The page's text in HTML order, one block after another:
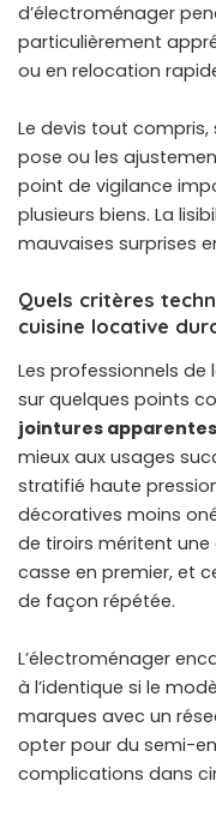
d’électroménager
particulièrement
ou en relocation
Le devis tout compris,
pose ou les
point de vigilance
plusieurs biens. La
mauvaises surprises
Quels critères
cuisine locative
Les professionnels
sur quelques points
jointures
mieux aux usages
stratifié haute
décoratives moins
de tiroirs méritent une
casse en premier, et
de façon répétée.
L’électroménager
à l’identique si le
marques avec un
opter pour du semi-
complications dans